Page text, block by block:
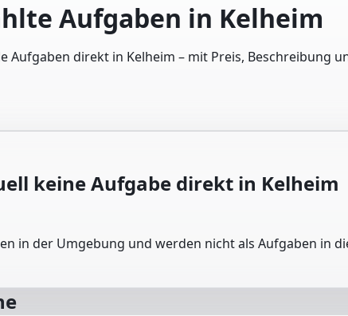
Aufgaben in Kelheim
Aufgaben direkt in Kelheim – mit Preis, Beschreibung
keine Aufgabe direkt in Kelheim
in der Umgebung und werden nicht als Aufgaben in